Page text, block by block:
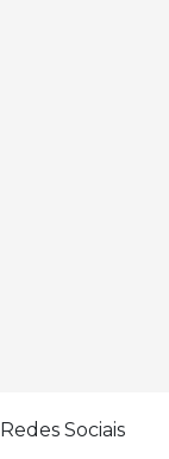
Redes Sociais